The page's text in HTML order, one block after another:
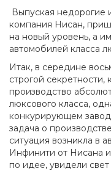
Выпуская недорогие
компания Нисан,
на новый уровень, а
автомобилей класса
Итак, в середине
строгой
производство
люксового класса,
конкурирующем
задача о
ситуация возникла в
Инфинити от Нисана
по идее, увидели